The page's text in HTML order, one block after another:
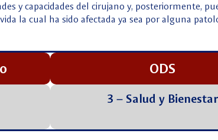
y capacidades del cirujano y, posteriormente,
la cual ha sido afectada ya sea por alguna
ODS
3 – Salud y Bienestar